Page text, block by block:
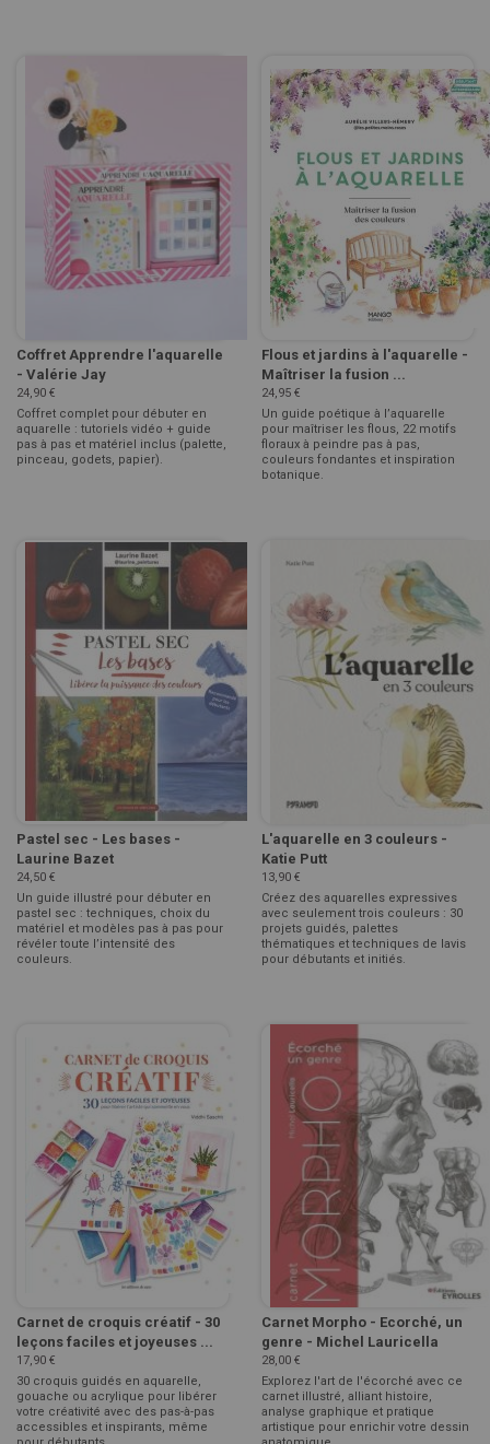
Coffret Apprendre l'aquarelle
- Valérie Jay
24,90 €
Coffret complet pour débuter en
aquarelle : tutoriels vidéo + guide
pas à pas et matériel inclus (palette,
pinceau, godets, papier).
Flous et jardins à l'aquarelle -
Maîtriser la fusion ...
24,95 €
Un guide poétique à l’aquarelle
pour maîtriser les flous, 22 motifs
floraux à peindre pas à pas,
couleurs fondantes et inspiration
botanique.
Pastel sec - Les bases -
Laurine Bazet
24,50 €
Un guide illustré pour débuter en
pastel sec : techniques, choix du
matériel et modèles pas à pas pour
révéler toute l’intensité des
couleurs.
L'aquarelle en 3 couleurs -
Katie Putt
13,90 €
Créez des aquarelles expressives
avec seulement trois couleurs : 30
projets guidés, palettes
thématiques et techniques de lavis
pour débutants et initiés.
Carnet de croquis créatif - 30
leçons faciles et joyeuses ...
17,90 €
30 croquis guidés en aquarelle,
gouache ou acrylique pour libérer
votre créativité avec des pas-à-pas
accessibles et inspirants, même
Carnet Morpho - Ecorché, un
genre - Michel Lauricella
28,00 €
Explorez l'art de l'écorché avec ce
carnet illustré, alliant histoire,
analyse graphique et pratique
artistique pour enrichir votre dessin